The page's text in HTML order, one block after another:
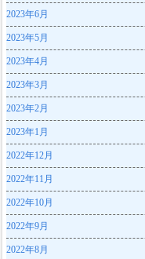
2023年6月
2023年5月
2023年4月
2023年3月
2023年2月
2023年1月
2022年12月
2022年11月
2022年10月
2022年9月
2022年8月